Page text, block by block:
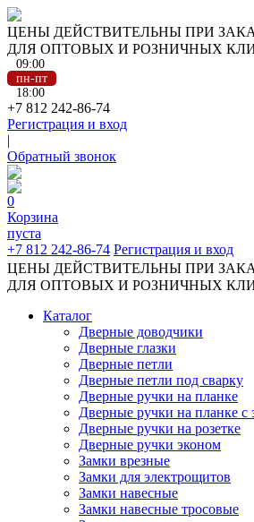
ЦЕНЫ ДЕЙСТВИТЕЛЬНЫ ПРИ
ДЛЯ ОПТОВЫХ И РОЗНИЧНЫХ
09:00
пн-пт
18:00
+7 812 242-86-74
Регистрация и вход
|
Обратный звонок
0
Корзина
пуста
+7 812 242-86-74 Регистрация и вход
ЦЕНЫ ДЕЙСТВИТЕЛЬНЫ ПРИ
ДЛЯ ОПТОВЫХ И РОЗНИЧНЫХ
Каталог
Дверные доводчики
Дверные глазки
Дверные петли
Дверные петли под сварку
Дверные ручки на планке
Дверные ручки на планке с
Дверные ручки на розетке
Дверные ручки эконом
Замки врезные
Замки для электрощитов
Замки навесные
Замки навесные тросовые